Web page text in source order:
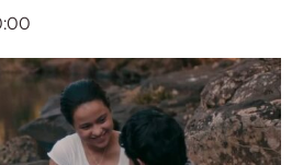
Lost Your Password?